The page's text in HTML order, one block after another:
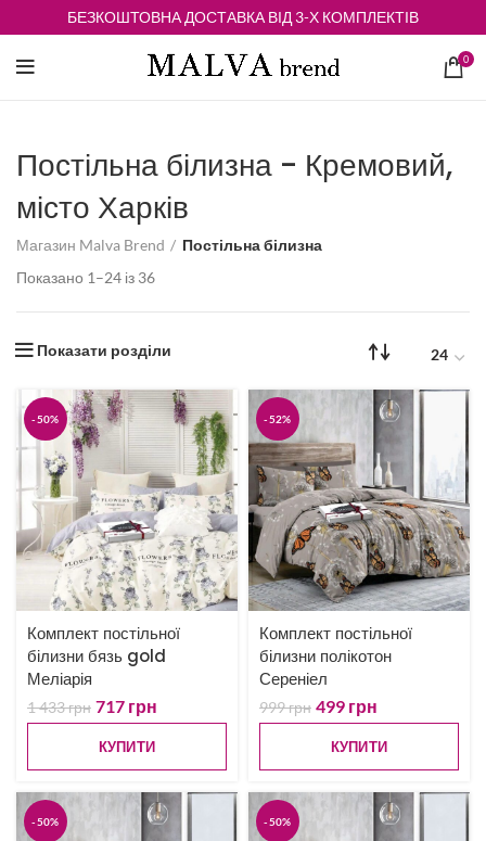
БЕЗКОШТОВНА ДОСТАВКА ВІД 3-Х КОМПЛЕКТІВ
0
Постільна білизна - Кремовий,
місто Харків
Магазин Malva Brend
Постільна білизна
Показано 1–24 із 36Відсортовано
оцінкою
Показати розділи
-50%
Комплект постільної
білизни бязь gold
Меліарія
1 433грн 717 грн
КУПИТИ
-52%
Комплект постільної
білизни полікотон
Сереніел
999грн 499 грн
КУПИТИ
-50% -50%